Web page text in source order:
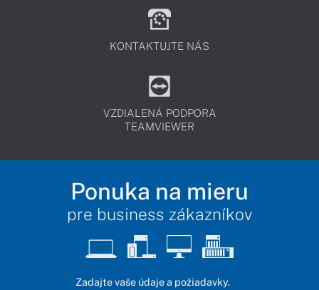
KONTAKTUJTE NÁS
VZDIALENÁ PODPORA
TEAMVIEWER
Ponuka na mieru
pre business zákazníkov
Zadajte vaše údaje a požiadavky.